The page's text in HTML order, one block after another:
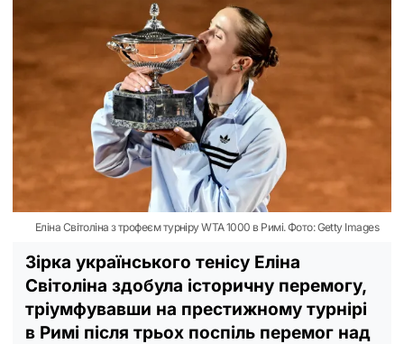
Еліна Світоліна з трофеєм турніру WTA 1000 в Римі. Фото: Getty Images
Зірка українського тенісу Еліна
Світоліна здобула історичну перемогу,
тріумфувавши на престижному турнірі
в Римі після трьох поспіль перемог над